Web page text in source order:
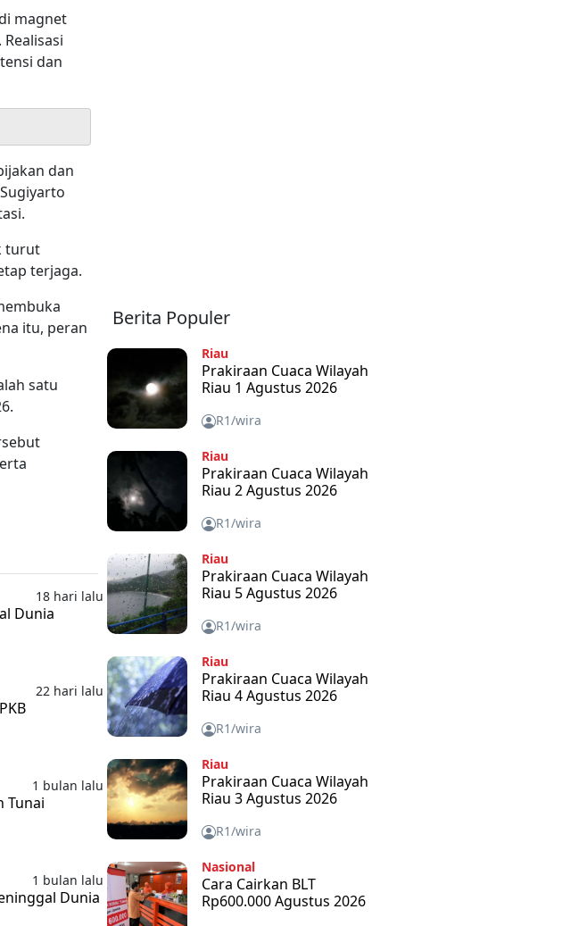
magnet
dan
dan
turut
terjaga.
itu, peran
satu
18 hari lalu
Dunia
22 hari lalu
1 bulan lalu
Tunai
1 bulan lalu
Dunia
Berita Populer
Riau
Prakiraan Cuaca Wilayah
Riau 1 Agustus 2026
R1/wira
Riau
Prakiraan Cuaca Wilayah
Riau 2 Agustus 2026
R1/wira
Riau
Prakiraan Cuaca Wilayah
Riau 5 Agustus 2026
R1/wira
Riau
Prakiraan Cuaca Wilayah
Riau 4 Agustus 2026
R1/wira
Riau
Prakiraan Cuaca Wilayah
Riau 3 Agustus 2026
R1/wira
Nasional
Cara Cairkan BLT
Rp600.000 Agustus 2026